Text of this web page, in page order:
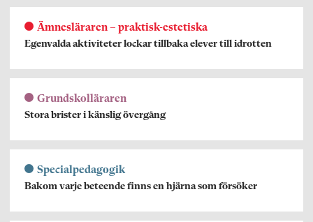
Ämnesläraren – praktisk-estetiska
Egenvalda aktiviteter lockar tillbaka elever till idrotten
Grundskolläraren
Stora brister i känslig övergång
Specialpedagogik
Bakom varje beteende finns en hjärna som försöker